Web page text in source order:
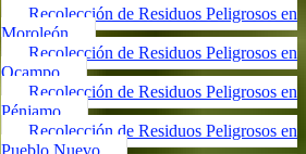
Recolección de Residuos Peligrosos en
Moroleón
Recolección de Residuos Peligrosos en
Ocampo
Recolección de Residuos Peligrosos en
Pénjamo
Recolección de Residuos Peligrosos en
Pueblo Nuevo